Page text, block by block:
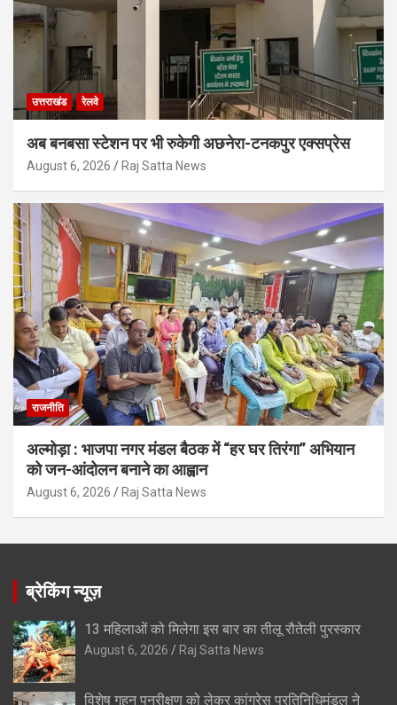
उत्तराखंड रेलवे
अब बनबसा स्टेशन पर भी रुकेगी अछनेरा-टनकपुर एक्सप्रेस
August 6, 2026 Raj Satta News
राजनीति
अल्मोड़ा : भाजपा नगर मंडल बैठक में “हर घर तिरंगा” अभियान
को जन-आंदोलन बनाने का आह्वान
August 6, 2026 Raj Satta News
ब्रेकिंग न्यूज़
13 महिलाओं को मिलेगा इस बार का तीलू रौतेली पुरस्कार
August 6, 2026 Raj Satta News
विशेष गहन पुनरीक्षण को लेकर कांग्रेस प्रतिनिधिमंडल ने